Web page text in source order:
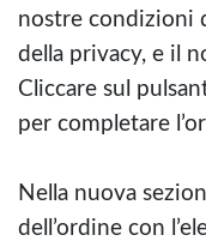
nostre condizioni
della privacy, e il
Cliccare sul
per completare
Nella nuova
dell’ordine con